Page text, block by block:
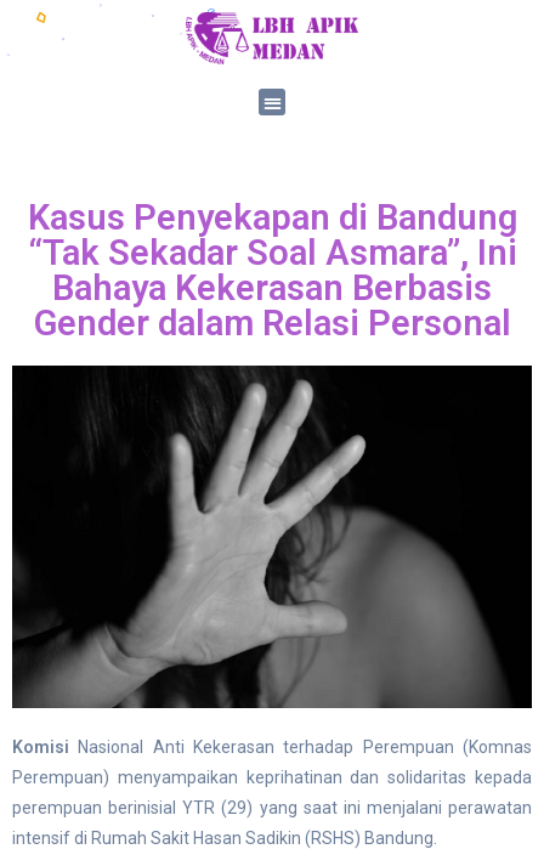
Kasus Penyekapan di Bandung
“Tak Sekadar Soal Asmara”, Ini
Bahaya Kekerasan Berbasis
Gender dalam Relasi Personal
Komisi Nasional Anti Kekerasan terhadap Perempuan (Komnas
Perempuan) menyampaikan keprihatinan dan solidaritas kepada
perempuan berinisial YTR (29) yang saat ini menjalani perawatan
intensif di Rumah Sakit Hasan Sadikin (RSHS) Bandung.